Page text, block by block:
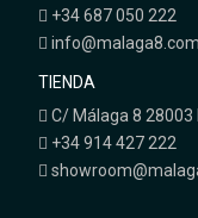
+34 687 050 222
info@malaga8.com
TIENDA
C/ Málaga 8
+34 914 427 222